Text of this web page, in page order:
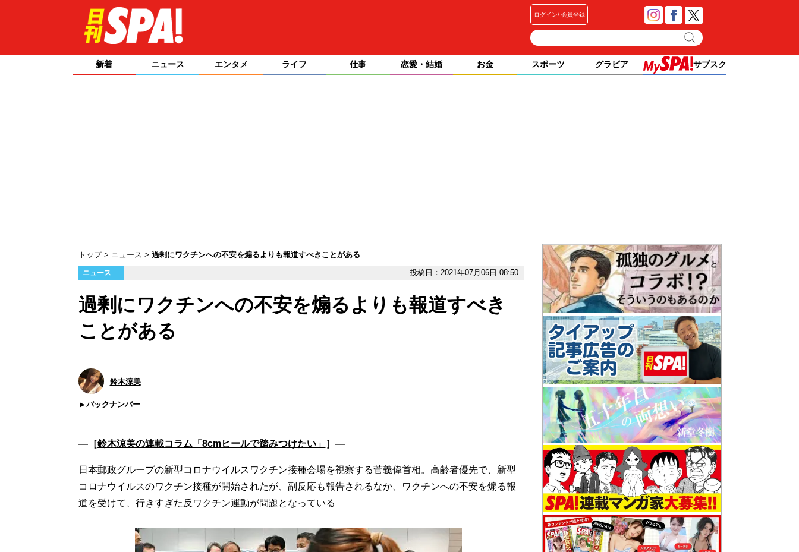
ログイン 会員登録
新着 ニュース エンタメ ライフ 仕事 恋愛・結婚 お金 スポーツ グラビア サブスク
トップ ニュース 過剰にワクチンへの不安を煽るよりも報道すべきことがある
ニュース 投稿日：2021年07月06日 08:50
過剰にワクチンへの不安を煽るよりも報道すべき
ことがある
鈴木涼美
バックナンバー
―［鈴木涼美の連載コラム「8cmヒールで踏みつけたい」 ］―
日本郵政グループの新型コロナウイルスワクチン接種会場を視察する菅義偉首相。高齢者優先で、新型
コロナウイルスのワクチン接種が開始されたが、副反応も報告されるなか、ワクチンへの不安を煽る報
道を受けて、行きすぎた反ワクチン運動が問題となっている